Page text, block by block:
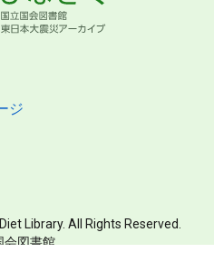
ジ
Library. All Rights Reserved.